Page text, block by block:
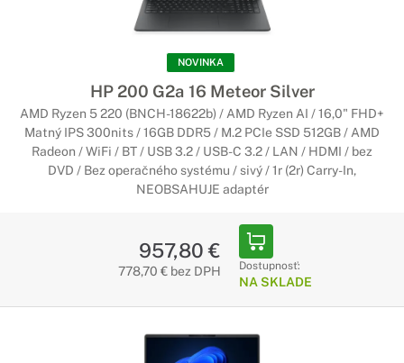
NOVINKA
HP 200 G2a 16 Meteor Silver
AMD Ryzen 5 220 (BNCH-18622b) / AMD Ryzen AI / 16,0" FHD+
Matný IPS 300nits / 16GB DDR5 / M.2 PCIe SSD 512GB / AMD
Radeon / WiFi / BT / USB 3.2 / USB-C 3.2 / LAN / HDMI / bez
DVD / Bez operačného systému / sivý / 1r (2r) Carry-In,
NEOBSAHUJE adaptér
957,80 €
778,70 € bez DPH Dostupnosť:
NA SKLADE